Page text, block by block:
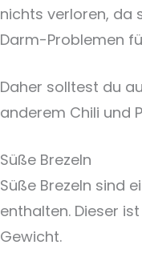
nichts verloren, da
Darm-Problemen
Daher solltest du
anderem Chili und
Süße Brezeln
Süße Brezeln sind
enthalten. Dieser
Gewicht.